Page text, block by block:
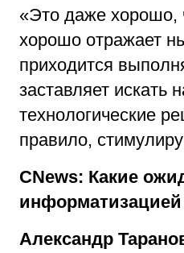
«Это даже хорошо,
хорошо отражает
приходится
заставляет искать
технологические
правило,
CNews: Какие
информатизацией
Александр